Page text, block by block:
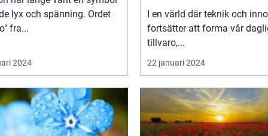
lyx och spänning. Ordet
fra...
2024
I en värld där teknik och
fortsätter att forma vår
tillvaro,...
22 januari 2024